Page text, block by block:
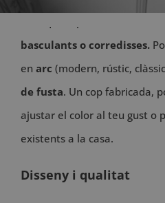
basculants o corredisses.
en arc (modern, rústic,
de fusta. Un cop fabricada,
ajustar el color al teu gust o
existents a la casa.
Disseny i qualitat